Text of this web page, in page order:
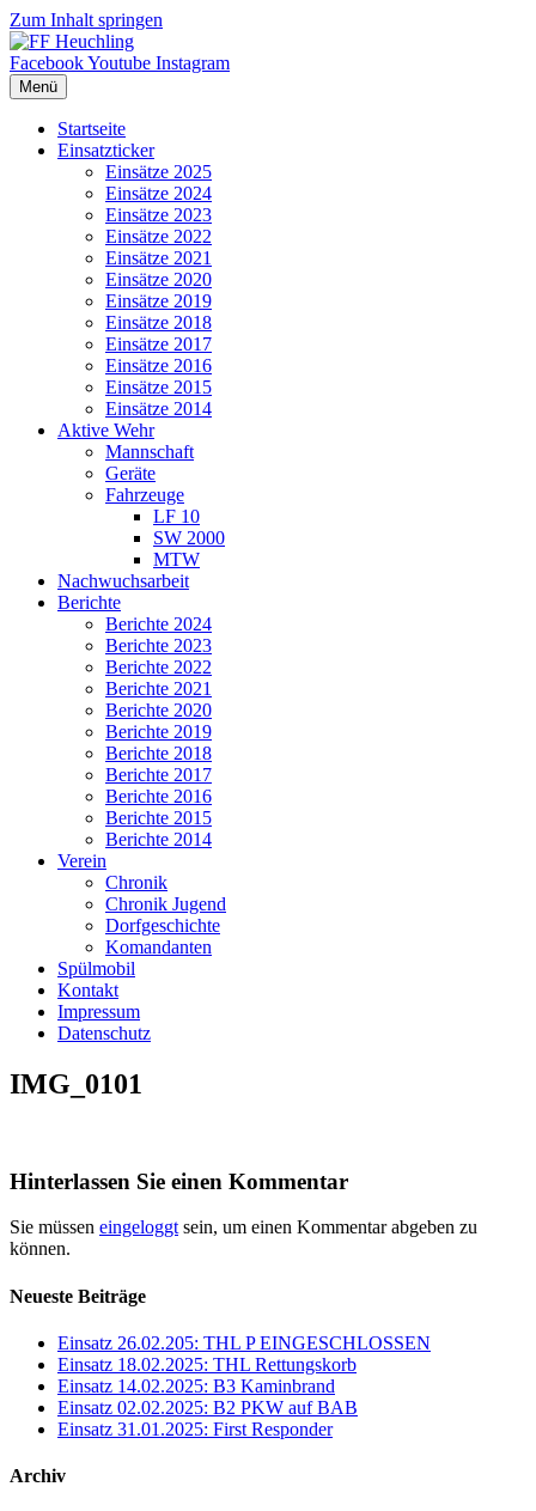
Zum Inhalt springen
FacebookYoutube Instagram
Menü
Startseite
Einsatzticker
Einsätze 2025
Einsätze 2024
Einsätze 2023
Einsätze 2022
Einsätze 2021
Einsätze 2020
Einsätze 2019
Einsätze 2018
Einsätze 2017
Einsätze 2016
Einsätze 2015
Einsätze 2014
Aktive Wehr
Mannschaft
Geräte
Fahrzeuge
LF 10
SW 2000
MTW
Nachwuchsarbeit
Berichte
Berichte 2024
Berichte 2023
Berichte 2022
Berichte 2021
Berichte 2020
Berichte 2019
Berichte 2018
Berichte 2017
Berichte 2016
Berichte 2015
Berichte 2014
Verein
Chronik
Chronik Jugend
Dorfgeschichte
Komandanten
Spülmobil
Kontakt
Impressum
Datenschutz
IMG_0101
Hinterlassen Sie einen Kommentar
Sie müssen eingeloggt sein, um einen Kommentar abgeben zu
können.
Neueste Beiträge
Einsatz 26.02.205: THL P EINGESCHLOSSEN
Einsatz 18.02.2025: THL Rettungskorb
Einsatz 14.02.2025: B3 Kaminbrand
Einsatz 02.02.2025: B2 PKW auf BAB
Einsatz 31.01.2025: First Responder
Archiv